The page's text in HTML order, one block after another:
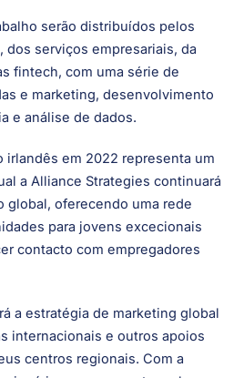
uma parceria longa e bem
delas", acrescentou Mary
serão distribuídos pelos
fintech, com uma série de
e marketing, desenvolvimento
e análise de dados.
em 2022 representa um
a Alliance Strategies continuará
para jovens excecionais
contacto com empregadores